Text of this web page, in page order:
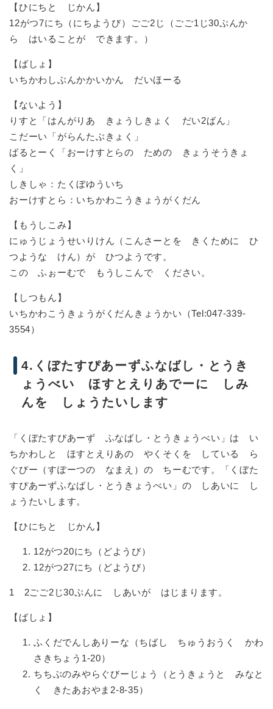
【ひにちと じかん】
12がつ7にち（にちようび）ごご2じ（ごご1じ30ぷんか
ら はいることが できます。）
【ばしょ】
いちかわしぶんかかいかん だいほーる
【ないよう】
りすと「はんがりあ きょうしきょく だい2ばん」
こだーい「がらんたぶきょく」
ばるとーく「おーけすとらの ための きょうそうきょ
く」
しきしゃ：たくぼゆういち
おーけすとら：いちかわこうきょうがくだん
【もうしこみ】
にゅうじょうせいりけん（こんさーとを きくために ひ
つような けん）が ひつようです。
この ふぉーむで もうしこんで ください。
【しつもん】
いちかわこうきょうがくだんきょうかい（Tel:047-339-
3554）
4.くぼたすぴあーずふなばし・とうき
ょうべい ほすとえりあでーに しみ
んを しょうたいします
「くぼたすぴあーず ふなばし・とうきょうべい」は い
ちかわしと ほすとえりあの やくそくを している ら
ぐびー（すぽーつの なまえ）の ちーむです。「くぼた
すぴあーずふなばし・とうきょうべい」の しあいに し
ょうたいします。
【ひにちと じかん】
12がつ20にち（どようび）
12がつ27にち（どようび）
1 2ごご2じ30ぷんに しあいが はじまります。
【ばしょ】
ふくだでんしありーな（ちばし ちゅうおうく かわ
さきちょう1-20）
ちちぶのみやらぐびーじょう（とうきょうと みなと
く きたあおやま2-8-35）